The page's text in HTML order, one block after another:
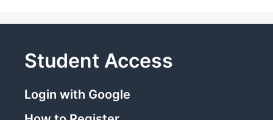
Student Access
Login with Google